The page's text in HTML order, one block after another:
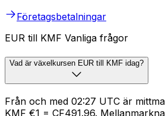
Företagsbetalningar
EUR till KMF Vanliga frågor
Vad är växelkursen EUR till KMF idag?
Från och med 02:27 UTC är
KMF €1 = CF491.96.